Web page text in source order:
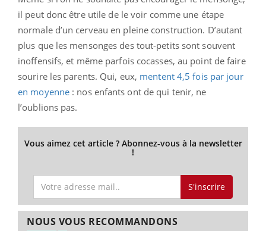
il peut donc être utile de le voir comme une étape
normale d’un cerveau en pleine construction. D’autant
plus que les mensonges des tout-petits sont souvent
inoffensifs, et même parfois cocasses, au point de faire
sourire les parents. Qui, eux, mentent 4,5 fois par jour
en moyenne : nos enfants ont de qui tenir, ne
l’oublions pas.
Vous aimez cet article ? Abonnez-vous à la newsletter
!
S'inscrire
NOUS VOUS RECOMMANDONS